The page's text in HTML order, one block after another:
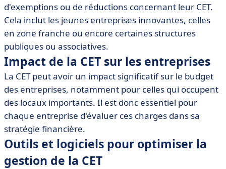
d'exemptions ou de réductions concernant leur CET.
Cela inclut les jeunes entreprises innovantes, celles
en zone franche ou encore certaines structures
publiques ou associatives.
Impact de la CET sur les entreprises
La CET peut avoir un impact significatif sur le budget
des entreprises, notamment pour celles qui occupent
des locaux importants. Il est donc essentiel pour
chaque entreprise d'évaluer ces charges dans sa
stratégie financière.
Outils et logiciels pour optimiser la
gestion de la CET